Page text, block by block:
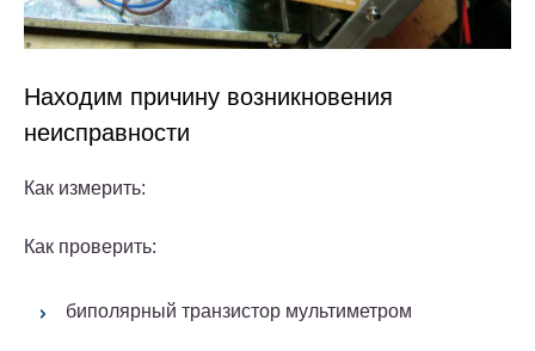
Находим причину возникновения
неисправности
Как измерить:
Как проверить:
биполярный транзистор мультиметром